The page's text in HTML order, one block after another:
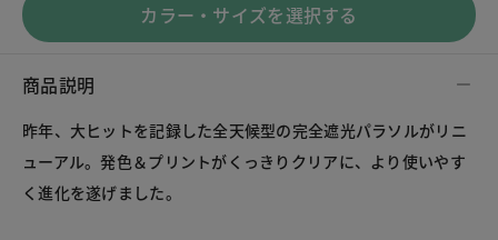
カラー・サイズを選択する
商品説明
昨年、大ヒットを記録した全天候型の完全遮光パラソルがリニ
ューアル。発色＆プリントがくっきりクリアに、より使いやす
く進化を遂げました。